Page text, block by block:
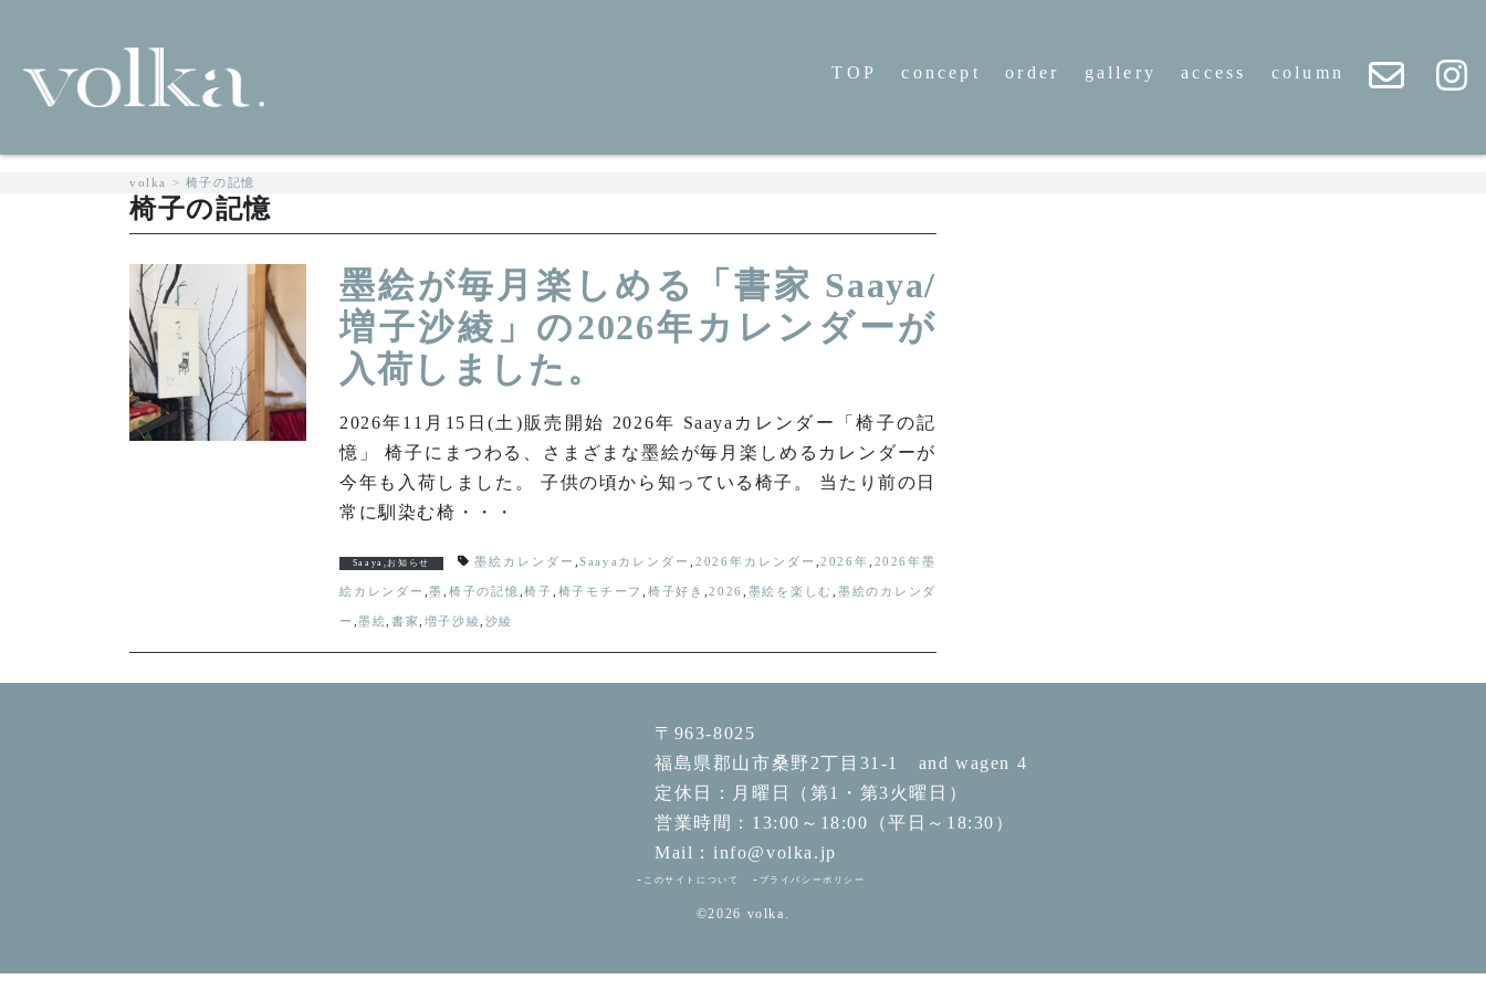
TOP concept order gallery access column
volka > 椅子の記憶
椅子の記憶
墨絵が毎月楽しめる「書家 Saaya/
増子沙綾」の2026年カレンダーが
入荷しました。
2026年11月15日(土)販売開始 2026年 Saayaカレンダー「椅子の記
憶」 椅子にまつわる、さまざまな墨絵が毎月楽しめるカレンダーが
今年も入荷しました。 子供の頃から知っている椅子。 当たり前の日
常に馴染む椅・・・
Saaya ,お知らせ 墨絵カレンダー ,Saayaカレンダー 2026年カレンダー ,2026年 2026年墨
絵カレンダー ,墨 椅子の記憶 ,椅子 椅子モチーフ 椅子好き ,2026 墨絵を楽しむ 墨絵のカレンダ
ー ,墨絵 ,書家 増子沙綾 沙綾
〒963-8025
福島県郡山市桑野2丁目31-1 and wagen 4
定休日：月曜日（第1・第3火曜日）
営業時間：13:00～18:00（平日～18:30）
Mail：info@volka.jp
このサイトについて プライバシーポリシー
©2026 volka.